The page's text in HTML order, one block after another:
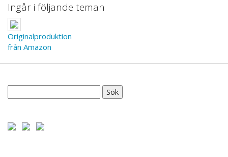
Ingår i följande teman
Originalproduktion
från Amazon
Sök